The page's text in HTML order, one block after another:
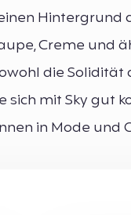
Creme
die
mit Sky gut
in Mode